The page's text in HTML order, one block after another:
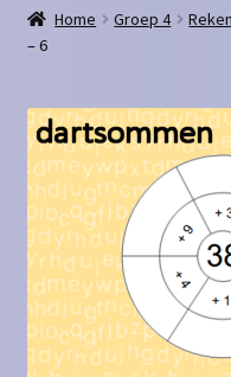
Afrekenen
Algemene voorwaarden
Blog
Contact
Homepagina
Mijn account
Home Groep 4
– 6